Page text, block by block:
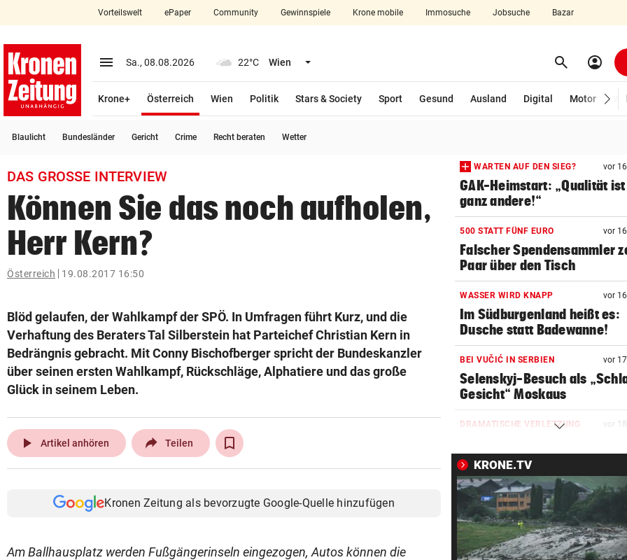
closeSchließen
account_circle Anmelden
arrow_right
bookmark
search
Suchbegriff
eingeben
© Krone Multimedia GmbH & Co KG 2026
Muthgasse 2, 1190 Wien
Vorteilswelt ePaper Community Gewinnspiele Krone mobile Immosuche Jobsuche Bazar
menu Menü aufklappen
Sa., 08.08.2026 22°C Wien Menü aufklappen search Suchen
account_circle
Krone+ Österreich
Wien
Politik Stars & Society Sport Gesund Ausland Digital Motor
Blaulicht Bundesländer Gericht Crime Recht beraten Wetter
DAS GROSSE INTERVIEW
Können Sie das noch aufholen,
Herr Kern?
Österreich 19.08.2017 16:50
Blöd gelaufen, der Wahlkampf der SPÖ. In Umfragen führt Kurz, und die
Verhaftung des Beraters Tal Silberstein hat Parteichef Christian Kern in
Bedrängnis gebracht. Mit Conny Bischofberger spricht der Bundeskanzler
über seinen ersten Wahlkampf, Rückschläge, Alphatiere und das große
Glück in seinem Leben.
play_arrow Artikel anhören Teilen
Kronen Zeitung als bevorzugte Google-Quelle hinzufügen
Am Ballhausplatz werden Fußgängerinseln eingezogen, Autos können die
WARTEN AUF DEN SIEG? vor
GAK-Heimstart: „Qualität
ganz andere!“
500 STATT FÜNF EURO vor
Falscher Spendensammler
Paar über den Tisch
WASSER WIRD KNAPP vor
Im Südburgenland heißt es:
Dusche statt Badewanne!
BEI VUČIĆ IN SERBIEN vor
Selenskyj-Besuch als
Gesicht“ Moskaus
DRAMATISCHE VERLETZUNG vor
Bein zu verlieren
SKURRILES SPIEL vor 37
Zwangspause: „Seltsam! So
etwas kommt nie vor“
FLUCH DER KARIBIK vor
KRONE.TV